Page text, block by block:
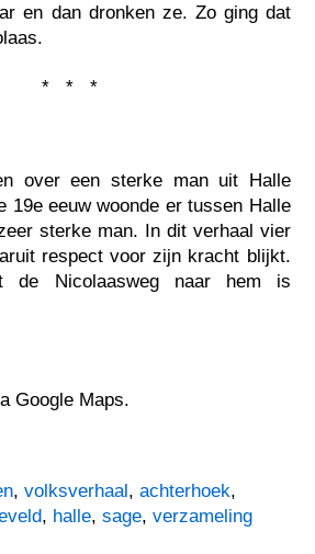
en dan dronken ze. Zo ging dat
* * *
over een sterke man uit Halle
19e eeuw woonde er tussen Halle
sterke man. In dit verhaal vier
respect voor zijn kracht blijkt.
de Nicolaasweg naar hem is
Google Maps.
,volksverhaal ,achterhoek,
, halle,sage,verzameling